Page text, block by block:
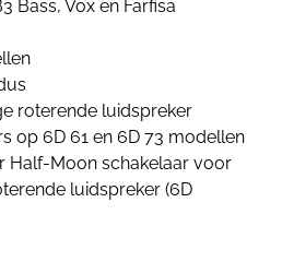
Bass, Vox en Farfisa
roterende luidspreker
op 6D 61 en 6D 73 modellen
Half-Moon schakelaar voor
luidspreker (6D